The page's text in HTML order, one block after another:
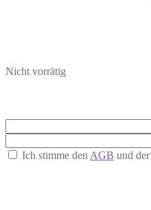
Nicht vorrätig
Ich stimme den AGB und der